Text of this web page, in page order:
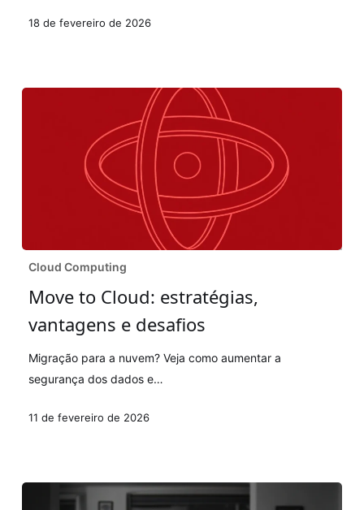
18 de fevereiro de 2026
Move
Cloud:
estratégias,
desafios
Cloud Computing
Move to Cloud: estratégias,
vantagens e desafios
Migração para a nuvem? Veja como aumentar a
segurança dos dados e…
11 de fevereiro de 2026